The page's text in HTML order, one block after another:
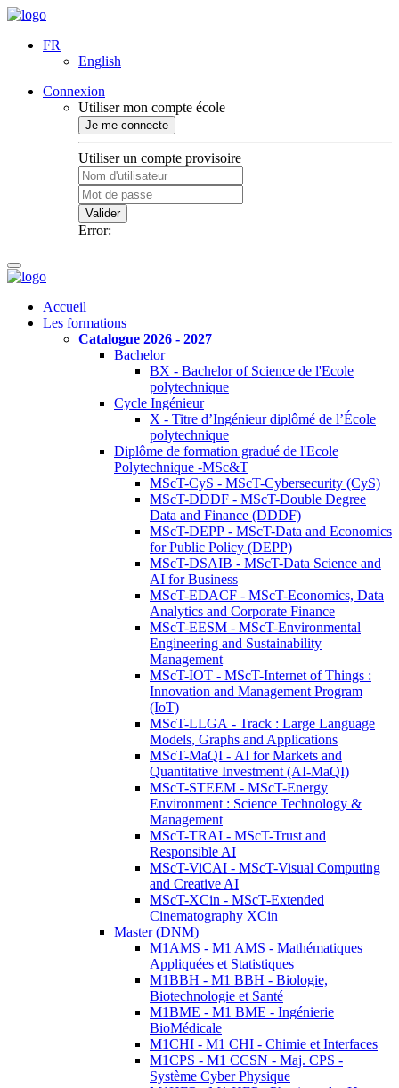
FR
English
Connexion
Utiliser mon compte école
Je me connecte
Utiliser un compte provisoire
Valider
Error:
Accueil
Les formations
Catalogue 2026 - 2027
Bachelor
BX - Bachelor of Science de l'Ecole
polytechnique
Cycle Ingénieur
X - Titre d’Ingénieur diplômé de l’École
polytechnique
Diplôme de formation gradué de l'Ecole
Polytechnique -MSc&T
MScT-CyS - MScT-Cybersecurity (CyS)
MScT-DDDF - MScT-Double Degree
Data and Finance (DDDF)
MScT-DEPP - MScT-Data and Economics
for Public Policy (DEPP)
MScT-DSAIB - MScT-Data Science and
AI for Business
MScT-EDACF - MScT-Economics, Data
Analytics and Corporate Finance
MScT-EESM - MScT-Environmental
Engineering and Sustainability
Management
MScT-IOT - MScT-Internet of Things :
Innovation and Management Program
(IoT)
MScT-LLGA - Track : Large Language
Models, Graphs and Applications
MScT-MaQI - AI for Markets and
Quantitative Investment (AI-MaQI)
MScT-STEEM - MScT-Energy
Environment : Science Technology &
Management
MScT-TRAI - MScT-Trust and
Responsible AI
MScT-ViCAI - MScT-Visual Computing
and Creative AI
MScT-XCin - MScT-Extended
Cinematography XCin
Master (DNM)
M1AMS - M1 AMS - Mathématiques
Appliquées et Statistiques
M1BBH - M1 BBH - Biologie,
Biotechnologie et Santé
M1BME - M1 BME - Ingénierie
BioMédicale
M1CHI - M1 CHI - Chimie et Interfaces
M1CPS - M1 CCSN - Maj. CPS -
Système Cyber Physique